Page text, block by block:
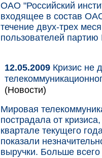
ОАО "Российский
входящее в состав
течение двух-трех
пользователей
12.05.2009 Кризис не
(Новости)
Мировая
пострадала от
квартале текущего
показали
выручки. Больше